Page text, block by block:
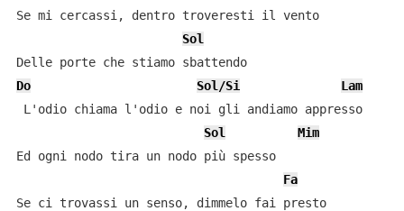
Se mi cercassi, dentro troveresti il vento
Sol
Delle porte che stiamo sbattendo
Do
Sol/Si
Lam
L'odio chiama l'odio e noi gli andiamo appresso
Sol
Mim
Ed ogni nodo tira un nodo più spesso
Fa
Se ci trovassi un senso, dimmelo fai presto